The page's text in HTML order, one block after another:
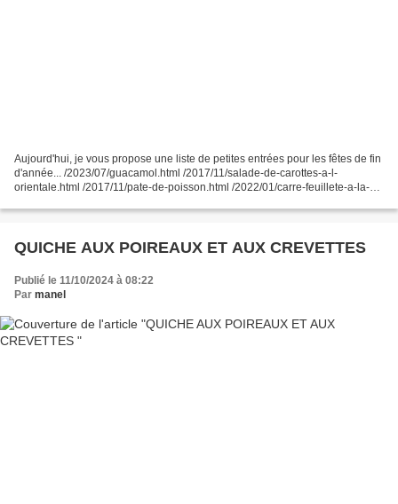
Aujourd'hui, je vous propose une liste de petites entrées pour les fêtes de fin
d'année... /2023/07/guacamol.html /2017/11/salade-de-carottes-a-l-
orientale.html /2017/11/pate-de-poisson.html /2022/01/carre-feuillete-a-la-
QUICHE AUX POIREAUX ET AUX CREVETTES
Publié le 11/10/2024 à 08:22
Par manel